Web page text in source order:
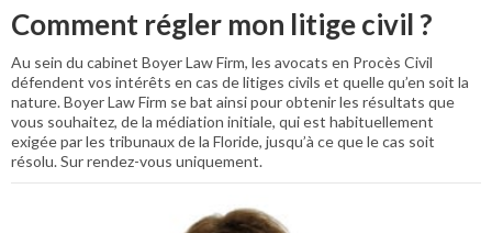
Comment régler mon litige civil ?
Au sein du cabinet Boyer Law Firm, les avocats en Procès Civil
défendent vos intérêts en cas de litiges civils et quelle qu’en soit la
nature. Boyer Law Firm se bat ainsi pour obtenir les résultats que
vous souhaitez, de la médiation initiale, qui est habituellement
exigée par les tribunaux de la Floride, jusqu’à ce que le cas soit
résolu. Sur rendez-vous uniquement.